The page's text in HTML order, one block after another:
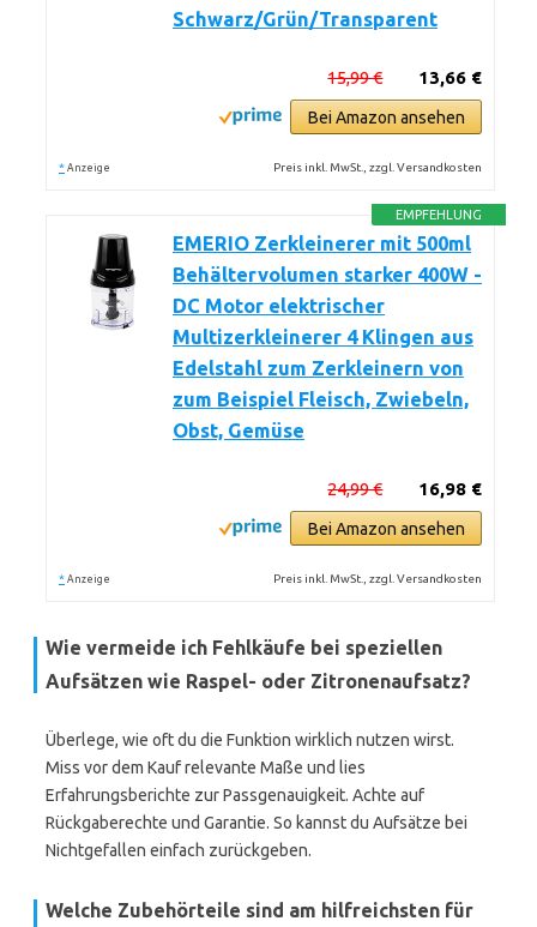
Schwarz/Grün/Transparent
13,66 €
15,99 €
Bei Amazon ansehen
* Anzeige Preis inkl. MwSt., zzgl. Versandkosten
EMPFEHLUNG
EMERIO Zerkleinerer mit 500ml
Behältervolumen starker 400W -
DC Motor elektrischer
Multizerkleinerer 4 Klingen aus
Edelstahl zum Zerkleinern von
zum Beispiel Fleisch, Zwiebeln,
Obst, Gemüse
16,98 €
24,99 €
Bei Amazon ansehen
* Anzeige Preis inkl. MwSt., zzgl. Versandkosten
Wie vermeide ich Fehlkäufe bei speziellen
Aufsätzen wie Raspel- oder Zitronenaufsatz?
Überlege, wie oft du die Funktion wirklich nutzen wirst.
Miss vor dem Kauf relevante Maße und lies
Erfahrungsberichte zur Passgenauigkeit. Achte auf
Rückgaberechte und Garantie. So kannst du Aufsätze bei
Nichtgefallen einfach zurückgeben.
Welche Zubehörteile sind am hilfreichsten für